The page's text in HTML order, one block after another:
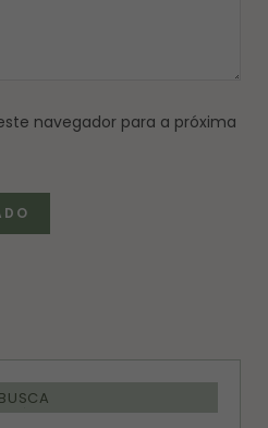
navegador para a próxima
BUSCA